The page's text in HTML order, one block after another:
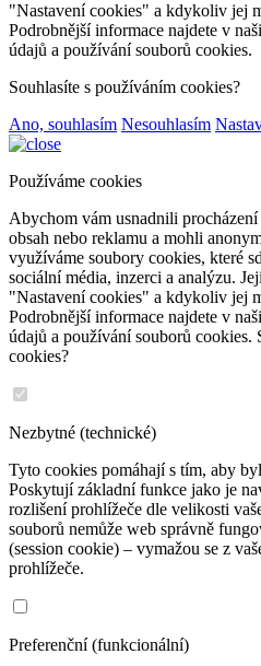
"Nastavení cookies" a kdykoliv jej
Podrobnější informace najdete v
údajů a používání souborů cookies.
Souhlasíte s používáním cookies?
Ano, souhlasím Nesouhlasím
Používáme cookies
Abychom vám usnadnili
obsah nebo reklamu a mohli
využíváme soubory cookies, které
sociální média, inzerci a analýzu.
"Nastavení cookies" a kdykoliv jej
Podrobnější informace najdete v
údajů a používání souborů cookies.
cookies?
Nezbytné (technické)
Tyto cookies pomáhají s tím, aby
Poskytují základní funkce jako je
rozlišení prohlížeče dle velikosti
souborů nemůže web správně
(session cookie) – vymažou se z
prohlížeče.
Preferenční (funkcionální)